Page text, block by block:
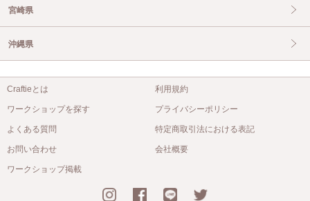
宮崎県
沖縄県
Craftieとは
ワークショップを探す
よくある質問
お問い合わせ
ワークショップ掲載
利用規約
プライバシーポリシー
特定商取引法における表記
会社概要